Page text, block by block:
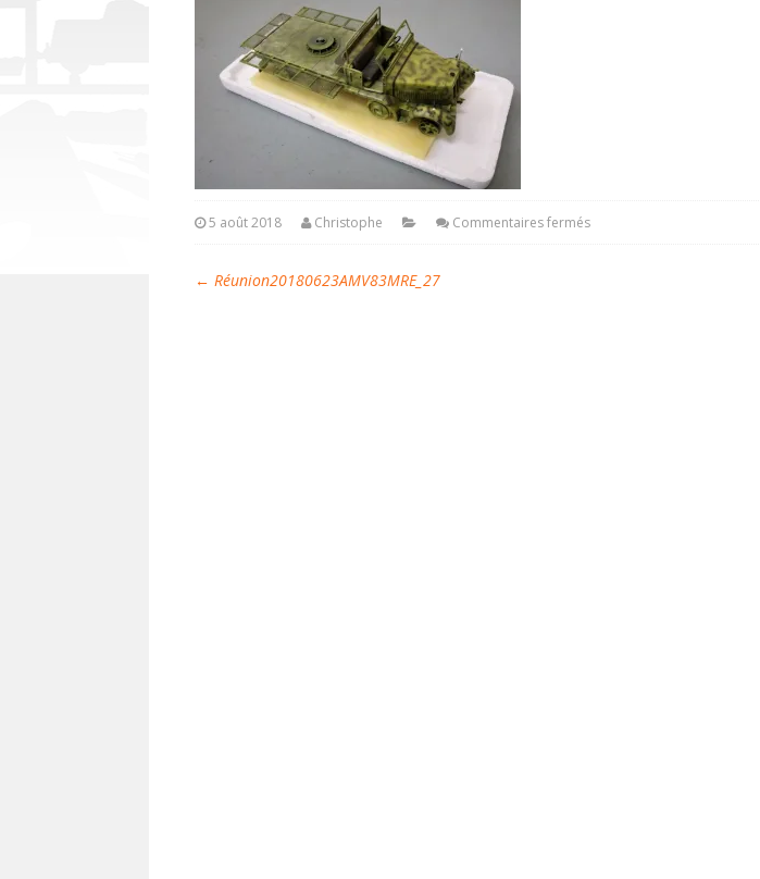
5 août 2018 Christophe Commentaires fermés
← Réunion20180623AMV83MRE_27